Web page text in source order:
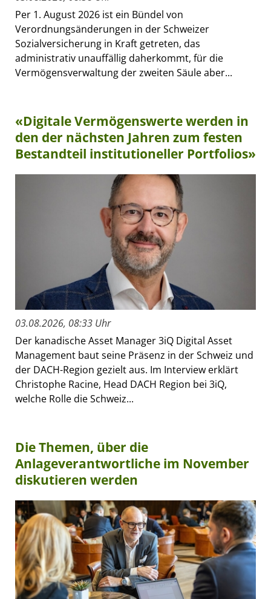
Per 1. August 2026 ist ein Bündel von
Verordnungsänderungen in der Schweizer
Sozialversicherung in Kraft getreten, das
administrativ unauffällig daherkommt, für die
Vermögensverwaltung der zweiten Säule aber...
«Digitale Vermögenswerte werden in
den der nächsten Jahren zum festen
Bestandteil institutioneller Portfolios»
03.08.2026, 08:33 Uhr
Der kanadische Asset Manager 3iQ Digital Asset
Management baut seine Präsenz in der Schweiz und
der DACH-Region gezielt aus. Im Interview erklärt
Christophe Racine, Head DACH Region bei 3iQ,
welche Rolle die Schweiz...
Die Themen, über die
Anlageverantwortliche im November
diskutieren werden